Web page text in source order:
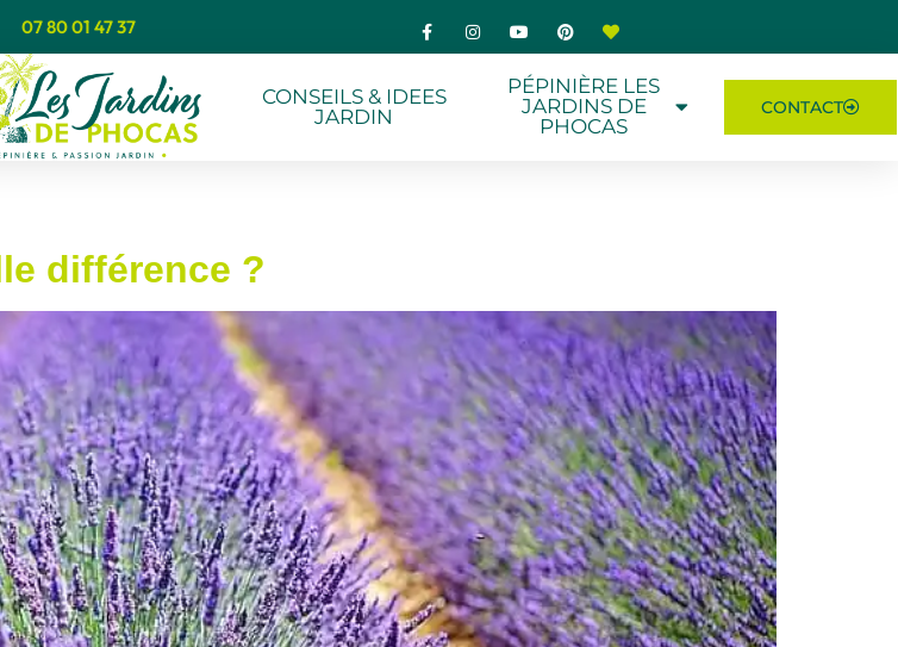
07 80 01 47 37
CONSEILS & IDEES
JARDIN
PÉPINIÈRE LES
JARDINS DE
PHOCAS
CONTACT
différence ?